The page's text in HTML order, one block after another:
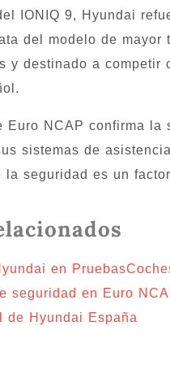
IONIQ 9, Hyundai
del modelo de mayor
y destinado a competir
Euro NCAP confirma
sistemas de
la seguridad es un
en
seguridad en Euro
de Hyundai España